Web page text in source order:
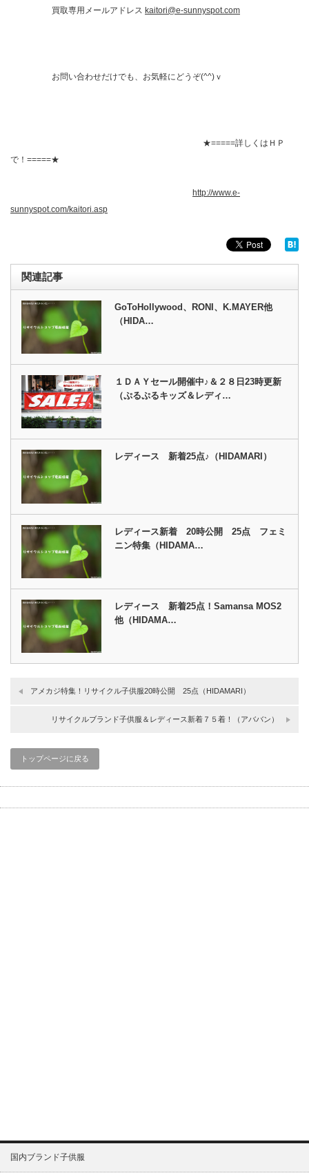
買取専用メールアドレス kaitori@e-sunnyspot.com
お問い合わせだけでも、お気軽にどうぞ(^^)ｖ
★=====詳しくはＨＰ
で！=====★
http://www.e-
sunnyspot.com/kaitori.asp
関連記事
GoToHollywood、RONI、K.MAYER他
（HIDA…
１ＤＡＹセール開催中♪＆２８日23時更新
（ぷるぷるキッズ＆レディ…
レディース 新着25点♪（HIDAMARI）
レディース新着 20時公開 25点 フェミ
ニン特集（HIDAMA…
レディース 新着25点！Samansa MOS2
他（HIDAMA…
アメカジ特集！リサイクル子供服20時公開 25点（HIDAMARI）
リサイクルブランド子供服＆レディース新着７５着！（アババン）
トップページに戻る
国内ブランド子供服